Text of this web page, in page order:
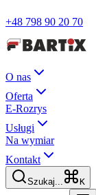
+48 798 90 20 70
O nas
Oferta
E-Rozrys
Usługi
Na wymiar
Kontakt
Szukaj... K